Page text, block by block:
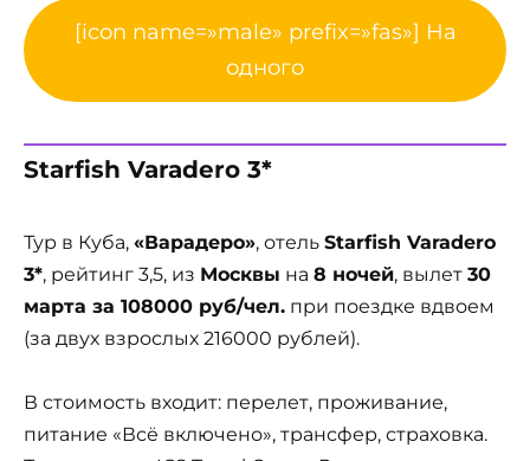
[icon name=»male» prefix=»fas»] На
одного
Starfish Varadero 3*
Тур в Куба, «Варадеро», отель Starfish Varadero
3*, рейтинг 3,5, из Москвы на 8 ночей, вылет 30
марта за 108000 руб/чел. при поездке вдвоем
(за двух взрослых 216000 рублей).
В стоимость входит: перелет, проживание,
питание «Всё включено», трансфер, страховка.